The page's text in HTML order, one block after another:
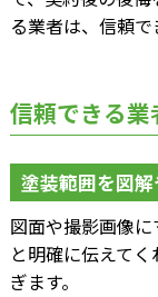
る業者は、信頼で
信頼できる業
塗装範囲を図
図面や撮影画像に
と明確に伝えて
ぎます。